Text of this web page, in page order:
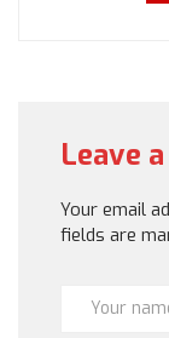
Leave
Your email
fields are